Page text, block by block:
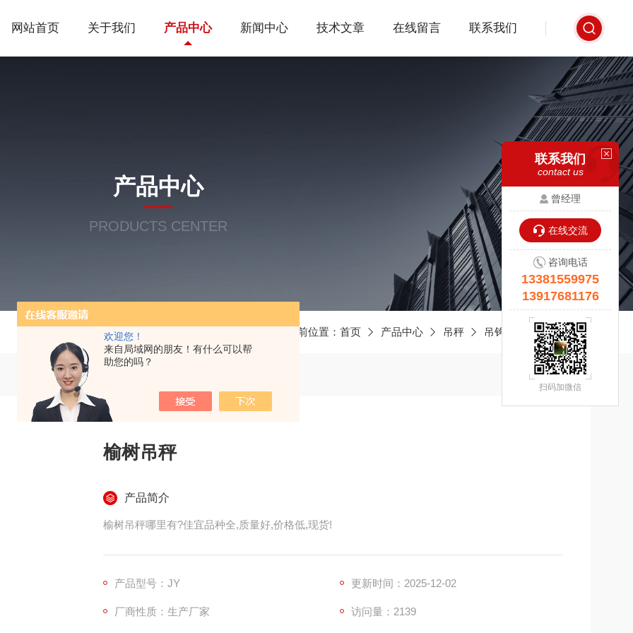
欢迎您！
来自局域网的朋友！有什么可以帮
助您的吗？
网站首页 关于我们 产品中心 新闻中心 技术文章 在线留言 联系我们
产品中心
PRODUCTS CENTER
当前位置： 首页 产品中心 吊秤 吊钩秤 JY榆树吊秤
榆树吊秤
产品简介
榆树吊秤哪里有?佳宜品种全,质量好,价格低,现货!
产品型号：JY 更新时间：2025-12-02
厂商性质：生产厂家 访问量：2139
联系我们
contact us
曾经理
在线交流
咨询电话
13381559975
13917681176
扫码加微信